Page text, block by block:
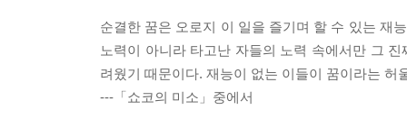
순결한 꿈은 오로지 이 일을 즐기며 할 수 있는 재
노력이 아니라 타고난 자들의 노력 속에서만 그
려웠기 때문이다. 재능이 없는 이들이 꿈이라는
---「쇼코의 미소」중에서